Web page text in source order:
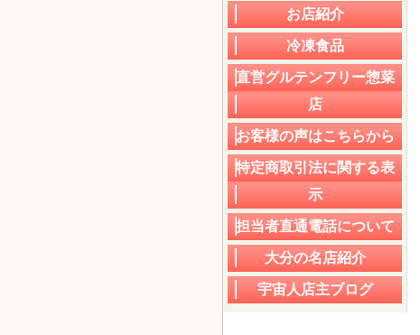
お店紹介
冷凍食品
直営グルテンフリー惣菜
店
お客様の声はこちらから
特定商取引法に関する表
示
担当者直通電話について
大分の名店紹介
宇宙人店主ブログ